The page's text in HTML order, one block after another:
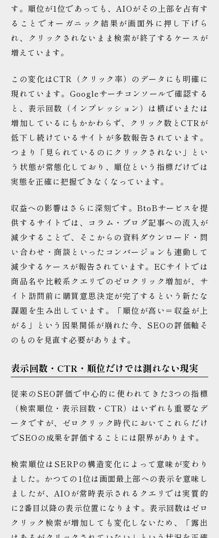
す。順位が1位であっても、AIOがその上部を占有す
ることでオーガニック結果が画面外に押し下げら
れ、クリックされないまま検索が終了するケースが
増えています。
この変化はCTR（クリック率）のデータにも明確に
現れています。Googleサーチコンソールで確認する
と、表示回数（インプレッション）は横ばいまたは
増加しているにもかかわらず、クリック数とCTRが
低下し続けているサイトが多数報告されています。
つまり「見られているのにクリックされない」とい
う状態が常態化しており、順位という指標だけでは
実態を正確に把握できなくなっています。
収益への影響はさらに深刻です。BtoBサービスを提
供するサイトでは、コラム・ブログ記事への流入が
減少することで、そこからの資料ダウンロード・問
い合わせ・商談といったコンバージョンも連動して
減少するケースが報告されています。ECサイトでは
商品名や比較系クエリでのゼロクリック増加が、サ
イト訪問前に購買意思決定が完了するという新たな
課題を生み出しています。「順位が高い＝収益が上
がる」という因果関係が崩れた今、SEOの評価軸そ
のものを見直す必要があります。
表示回数・CTR・順位だけでは測れない現実
従来のSEO評価で中心的に使われてきた3つの指標
（検索順位・表示回数・CTR）はいずれも重要なデ
ータですが、ゼロクリック時代においてこれらだけ
でSEOの成果を評価することには限界があります。
検索順位はSERPの構造変化によって意味が変わり
ました。かつての1位は画面最上部への表示を意味し
ましたが、AIOが常時表示されるクエリでは実質的
に2番目以降の表示位置になります。表示回数はゼロ
クリック検索が増加しても変化しないため、「露出